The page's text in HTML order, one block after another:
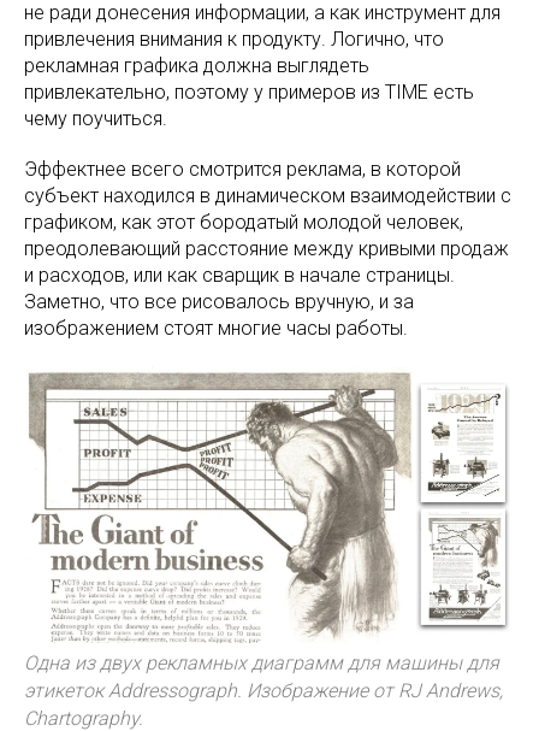
не ради донесения информации, а как инструмент для
привлечения внимания к продукту. Логично, что
рекламная графика должна выглядеть
привлекательно, поэтому у примеров из TIME есть
чему поучиться.
Эффектнее всего смотрится реклама, в которой
субъект находился в динамическом взаимодействии с
графиком, как этот бородатый молодой человек,
преодолевающий расстояние между кривыми продаж
и расходов, или как сварщик в начале страницы.
Заметно, что все рисовалось вручную, и за
изображением стоят многие часы работы.
Одна из двух рекламных диаграмм для машины для
этикеток Addressograph. Изображение от RJ Andrews,
Chartography.